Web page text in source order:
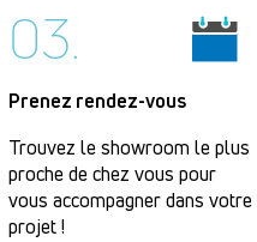
03.
Prenez rendez-vous
Trouvez le showroom le plus
proche de chez vous pour
vous accompagner dans votre
projet !